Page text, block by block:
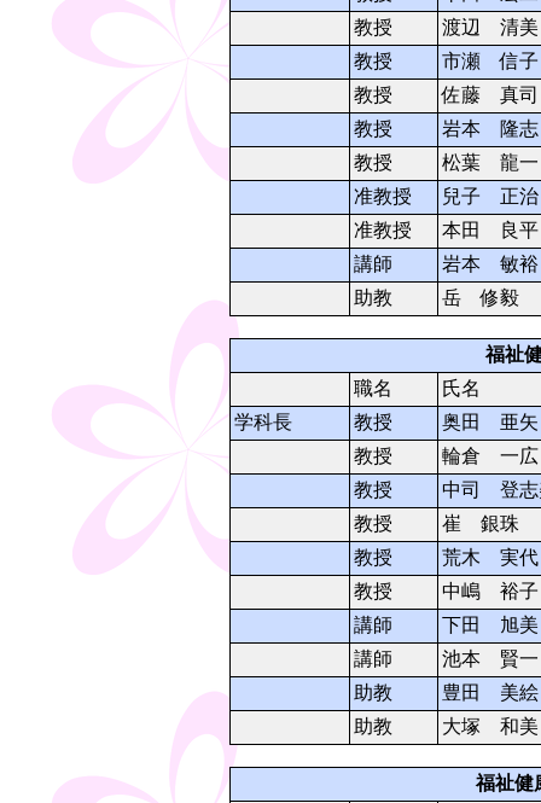
教授
渡辺 清美
教授
市瀬 信子
教授
佐藤 真司
教授
岩本 隆志
教授
松葉 龍一
准教授
兒子 正治
准教授
本田 良平
講師
岩本 敏裕
助教
岳 修毅
福祉
職名
氏名
学科長
教授
奥田 亜矢
教授
輪倉 一広
教授
中司 登志
教授
崔 銀珠
教授
荒木 実代
教授
中嶋 裕子
講師
下田 旭美
講師
池本 賢一
助教
豊田 美絵
助教
大塚 和美
福祉健